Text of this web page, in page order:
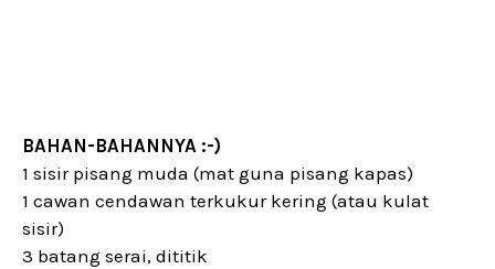
BAHAN-BAHANNYA :-)
1 sisir pisang muda (mat guna pisang kapas)
1 cawan cendawan terkukur kering (atau kulat
sisir)
3 batang serai, dititik